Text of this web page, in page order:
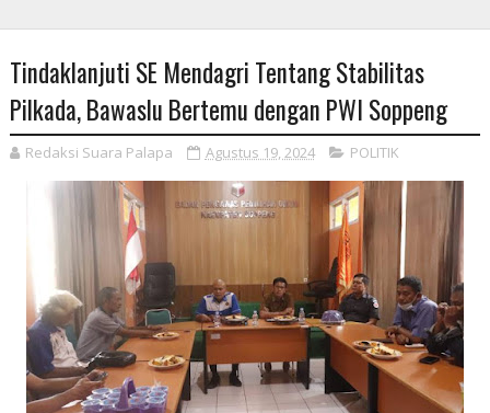
Tindaklanjuti SE Mendagri Tentang Stabilitas
Pilkada, Bawaslu Bertemu dengan PWI Soppeng
Redaksi Suara Palapa Agustus 19, 2024 POLITIK